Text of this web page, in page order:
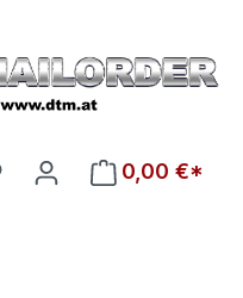
Du hast 0 Produkte auf
0,00 €*